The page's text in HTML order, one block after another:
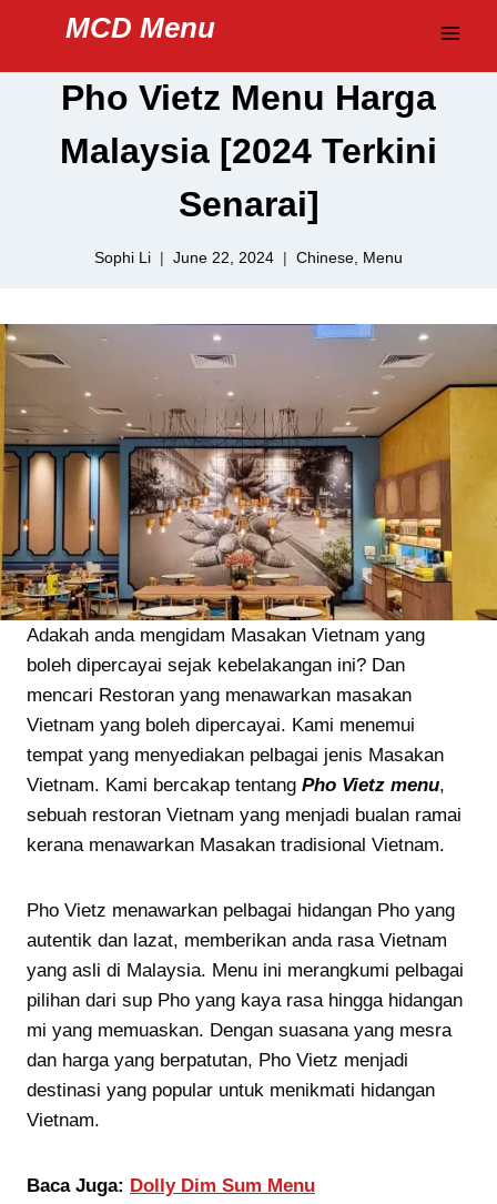
content
MCD Menu
Pho Vietz Menu Harga
Malaysia [2024 Terkini
Senarai]
Sophi Li June 22, 2024 Chinese Menu
Adakah anda mengidam Masakan Vietnam yang
boleh dipercayai sejak kebelakangan ini? Dan
mencari Restoran yang menawarkan masakan
Vietnam yang boleh dipercayai. Kami menemui
tempat yang menyediakan pelbagai jenis Masakan
Vietnam. Kami bercakap tentang Pho Vietz menu,
sebuah restoran Vietnam yang menjadi bualan ramai
kerana menawarkan Masakan tradisional Vietnam.
Pho Vietz menawarkan pelbagai hidangan Pho yang
autentik dan lazat, memberikan anda rasa Vietnam
yang asli di Malaysia. Menu ini merangkumi pelbagai
pilihan dari sup Pho yang kaya rasa hingga hidangan
mi yang memuaskan. Dengan suasana yang mesra
dan harga yang berpatutan, Pho Vietz menjadi
destinasi yang popular untuk menikmati hidangan
Vietnam.
Baca Juga: Dolly Dim Sum Menu